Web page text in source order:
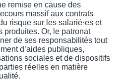
remise en cause des
massif aux contrats
risque sur les salarié·es et
produites. Or, le patronat
de ses responsabilités tout
d’aides publiques,
sociales et de dispositifs
réelles en matière